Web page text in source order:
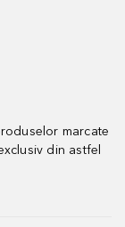
marcate
din astfel